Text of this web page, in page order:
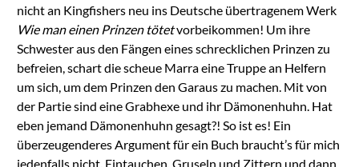
nicht an Kingfishers neu ins Deutsche übertragenem Werk
Wie man einen Prinzen tötetvorbeikommen! Um ihre
Schwester aus den Fängen eines schrecklichen Prinzen zu
befreien, schart die scheue Marra eine Truppe an Helfern
um sich, um dem Prinzen den Garaus zu machen. Mit von
der Partie sind eine Grabhexe und ihr Dämonenhuhn. Hat
eben jemand Dämonenhuhn gesagt?! So ist es! Ein
überzeugenderes Argument für ein Buch braucht’s für mich
jedenfalls nicht. Eintauchen, Gruseln und Zittern und dann